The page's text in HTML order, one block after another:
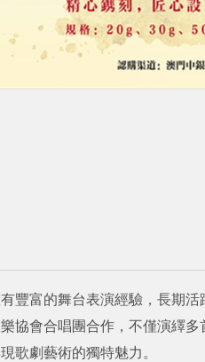
豐富的舞台表演經驗，長期
協會合唱團合作，不僅演繹
歌劇藝術的獨特魅力。